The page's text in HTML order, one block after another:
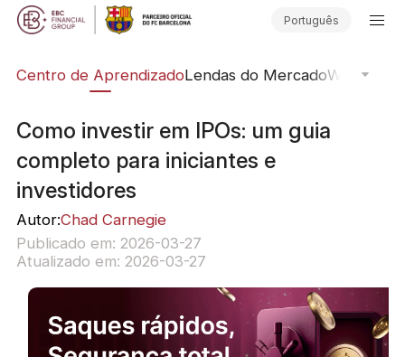
Português
Centro de AprendizadoLendas do MercadoWebinars
Como investir em IPOs: um guia
completo para iniciantes e
investidores
Autor:Chad Carnegie
Publicado em: 2026-03-27
Atualizado em: 2026-03-27